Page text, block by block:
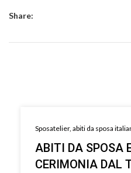
Share:
Sposatelier, abiti da sposa
ABITI DA SPOSA
CERIMONIA DAL